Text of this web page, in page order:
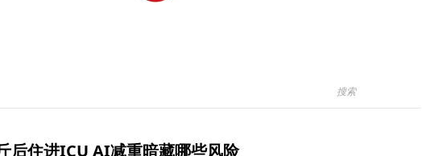
后住进ICU AI减重暗藏哪些风险